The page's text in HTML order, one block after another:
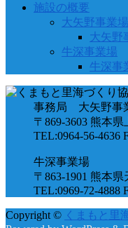
施設の概要
大矢野事業場
大矢野
牛深事業場
牛深事
事務局 大矢野事
〒869-3603 熊本
TEL:0964-56-4636
牛深事業場
〒863-1901 熊本
TEL:0969-72-4888
Copyright © くまもと里